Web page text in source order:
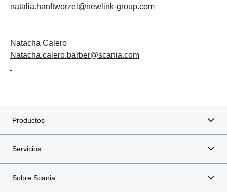
natalia.hanftworzel@newlink-group.com
Natacha Calero
Natacha.calero.barber@scania.com
Productos
Servicios
Sobre Scania